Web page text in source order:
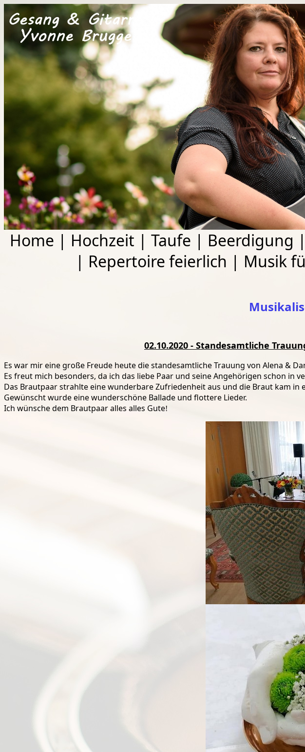
Home | Hochzeit | Taufe | Beerdigung |
| Repertoire feierlich | Musik
02.10.2020 - Standesamtliche
Es war mir eine große Freude heute die standesamtliche Trauung von Alena &
Es freut mich besonders, da ich das liebe Paar und seine Angehörigen schon in
Das Brautpaar strahlte eine wunderbare Zufriedenheit aus und die Braut kam in
Gewünscht wurde eine wunderschöne Ballade und flottere Lieder.
Ich wünsche dem Brautpaar alles alles Gute!